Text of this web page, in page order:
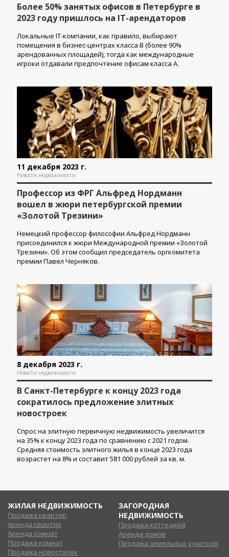
Более 50% занятых офисов в Петербурге в
2023 году пришлось на IT-арендаторов
Локальные IT-компании, как правило, выбирают
помещения в бизнес-центрах класса В (более 90%
арендованных площадей), тогда как международные
игроки отдавали предпочтение офисам класса А.
11 декабря 2023 г.
Новости недвижимости
Профессор из ФРГ Альфред Нордманн
вошел в жюри петербургской премии
«Золотой Трезини»
Немецкий профессор философии Альфред Нордманн
присоединился к жюри Международной премии «Золотой
Трезини». Об этом сообщил председатель оргкомитета
премии Павел Черняков.
8 декабря 2023 г.
Новости недвижимости
В Санкт-Петербурге к концу 2023 года
сократилось предложение элитных
новостроек
Спрос на элитную первичную недвижимость увеличится
на 35% к концу 2023 года по сравнению с 2021 годом.
Средняя стоимость элитного жилья в конце 2023 года
возрастет на 8% и составит 581 000 рублей за кв. м.
ЖИЛАЯ НЕДВИЖИМОСТЬ
Продажа квартир
Аренда квартир
Аренда комнат
Продажа комнат
Продажа новостроек
ЗАГОРОДНАЯ
НЕДВИЖИМОСТЬ
Продажа коттеджей
Аренда домов
Продажа земельных участков